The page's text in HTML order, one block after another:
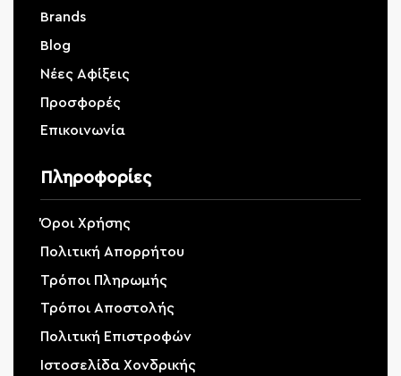
Brands
Blog
Νέες Αφίξεις
Προσφορές
Επικοινωνία
Πληροφορίες
Όροι Χρήσης
Πολιτική Απορρήτου
Τρόποι Πληρωμής
Τρόποι Αποστολής
Πολιτική Επιστροφών
Ιστοσελίδα Χονδρικής